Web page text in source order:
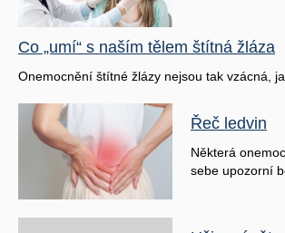
Co „umí“ s naším tělem štítná žláza
Onemocnění štítné žlázy nejsou tak vzácná,
Řeč ledvin
Některá
sebe upozorní